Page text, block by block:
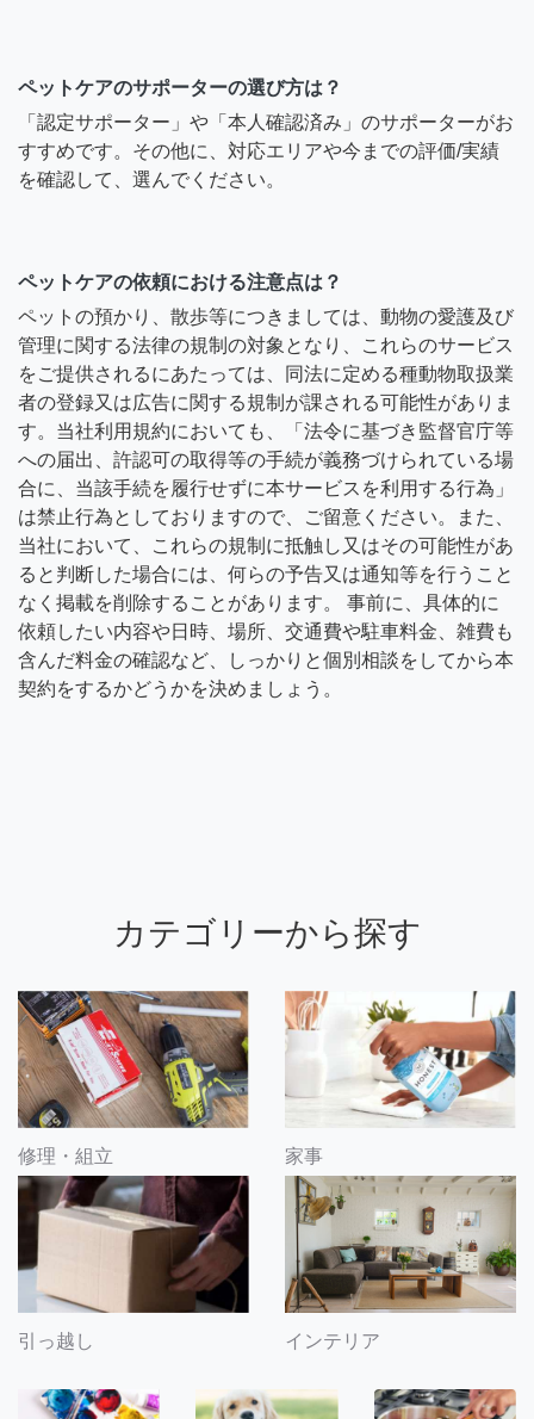
ペットケアのサポーターの選び方は？
「認定サポーター」や「本人確認済み」のサポーターがお
すすめです。その他に、対応エリアや今までの評価/実績
を確認して、選んでください。
ペットケアの依頼における注意点は？
ペットの預かり、散歩等につきましては、動物の愛護及び
管理に関する法律の規制の対象となり、これらのサービス
をご提供されるにあたっては、同法に定める種動物取扱業
者の登録又は広告に関する規制が課される可能性がありま
す。当社利用規約においても、「法令に基づき監督官庁等
への届出、許認可の取得等の手続が義務づけられている場
合に、当該手続を履行せずに本サービスを利用する行為」
は禁止行為としておりますので、ご留意ください。また、
当社において、これらの規制に抵触し又はその可能性があ
ると判断した場合には、何らの予告又は通知等を行うこと
なく掲載を削除することがあります。 事前に、具体的に
依頼したい内容や日時、場所、交通費や駐車料金、雑費も
含んだ料金の確認など、しっかりと個別相談をしてから本
契約をするかどうかを決めましょう。
カテゴリーから探す
修理・組立 家事
引っ越し インテリア